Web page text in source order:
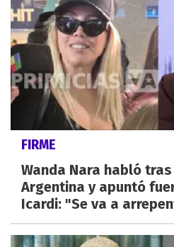
FIRME
Wanda Nara habló
Argentina y apuntó
Icardi: "Se va a